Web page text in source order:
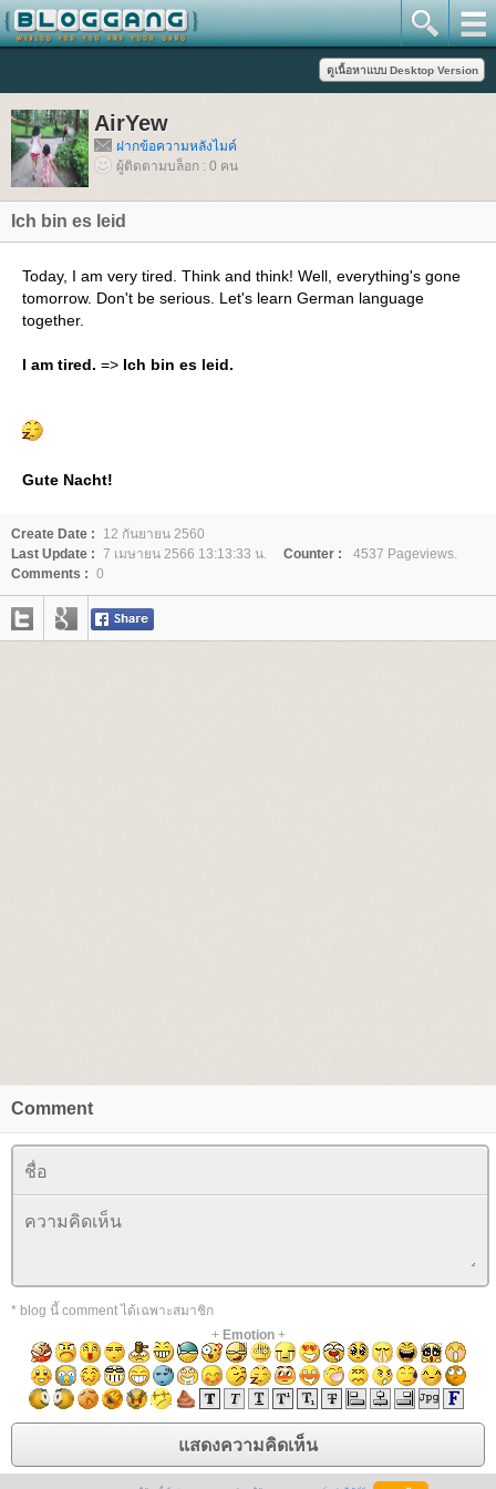
AirYew
ฝากข้อความหลังไมค์
ผู้ติดตามบล็อก : 0 คน
Ich bin es leid
Today, I am very tired. Think and think! Well, everything's gone
tomorrow. Don't be serious. Let's learn German language
together.
I am tired. => Ich bin es leid.
Gute Nacht!
Create Date :
12 กันยายน 2560
Last Update : 7 เมษายน 2566 13:13:33 น. Counter :
4537 Pageviews.
Comments : 0
Comment
* blog นี้ comment ได้เฉพาะสมาชิก
+ Emotion+